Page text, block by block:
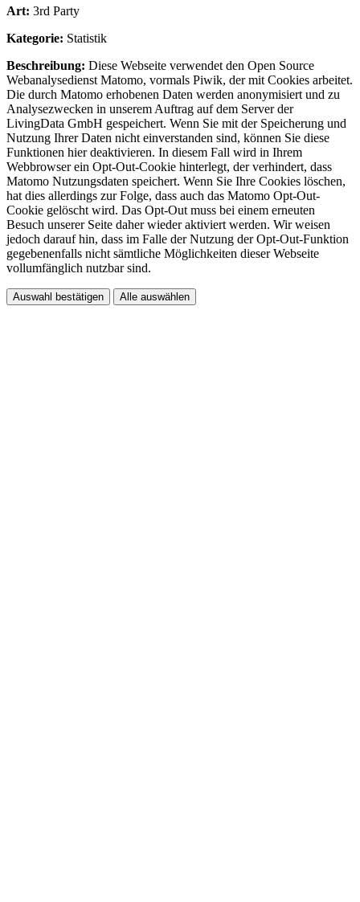
Art: 3rd Party
Kategorie: Statistik
Beschreibung: Diese Webseite verwendet den Open Source
Webanalysedienst Matomo, vormals Piwik, der mit Cookies arbeitet.
Die durch Matomo erhobenen Daten werden anonymisiert und zu
Analysezwecken in unserem Auftrag auf dem Server der
LivingData GmbH gespeichert. Wenn Sie mit der Speicherung und
Nutzung Ihrer Daten nicht einverstanden sind, können Sie diese
Funktionen hier deaktivieren. In diesem Fall wird in Ihrem
Webbrowser ein Opt-Out-Cookie hinterlegt, der verhindert, dass
Matomo Nutzungsdaten speichert. Wenn Sie Ihre Cookies löschen,
hat dies allerdings zur Folge, dass auch das Matomo Opt-Out-
Cookie gelöscht wird. Das Opt-Out muss bei einem erneuten
Besuch unserer Seite daher wieder aktiviert werden. Wir weisen
jedoch darauf hin, dass im Falle der Nutzung der Opt-Out-Funktion
gegebenenfalls nicht sämtliche Möglichkeiten dieser Webseite
vollumfänglich nutzbar sind.
Auswahl bestätigen Alle auswählen